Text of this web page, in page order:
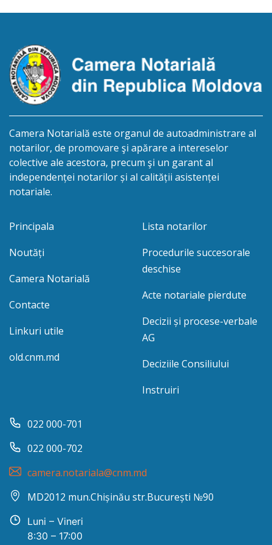
moștenirile deschise începând cu 01.04.2026
renunțarea la moștenire este de 12 luni din […]
Camera Notarială este organul de autoadministrare al
notarilor, de promovare şi apărare a intereselor
colective ale acestora, precum şi un garant al
independenței notarilor și al calității asistenței
notariale.
Principala
Noutăți
Camera Notarială
Contacte
Linkuri utile
old.cnm.md
Lista notarilor
Procedurile succesorale
deschise
Acte notariale pierdute
Decizii și procese-verbale
AG
Deciziile Consiliului
Instruiri
022 000-701
022 000-702
camera.notariala@cnm.md
MD2012 mun.Chișinău str.București №90
Luni – Vineri
8:30 – 17:00